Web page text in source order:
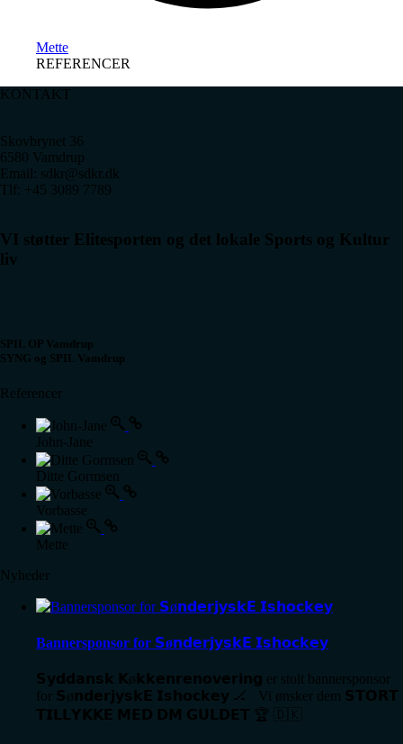
Mette
REFERENCER
KONTAKT
Skovbrynet 36
6580 Vamdrup
Email: sdkr@sdkr.dk
Tlf: +45 3089 7789
VI støtter Elitesporten og det lokale Sports og Kultur
liv
SPIL OP Vamdrup
SYNG og SPIL Vamdrup
Referencer
John-Jane
Ditte Gormsen
Vorbasse
Mette
Nyheder
Bannersponsor for 𝗦ø𝗻𝗱𝗲𝗿𝗷𝘆𝘀𝗸𝗘 𝗜𝘀𝗵𝗼𝗰𝗸𝗲𝘆
𝗦𝘆𝗱𝗱𝗮𝗻𝘀𝗸 𝗞ø𝗸𝗸𝗲𝗻𝗿𝗲𝗻𝗼𝘃𝗲𝗿𝗶𝗻𝗴 er stolt bannersponsor
for 𝗦ø𝗻𝗱𝗲𝗿𝗷𝘆𝘀𝗸𝗘 𝗜𝘀𝗵𝗼𝗰𝗸𝗲𝘆 🏒 Vi ønsker dem 𝗦𝗧𝗢𝗥𝗧
𝗧𝗜𝗟𝗟𝗬𝗞𝗞𝗘 𝗠𝗘𝗗 𝗗𝗠 𝗚𝗨𝗟𝗗𝗘𝗧 🏆 🇩🇰